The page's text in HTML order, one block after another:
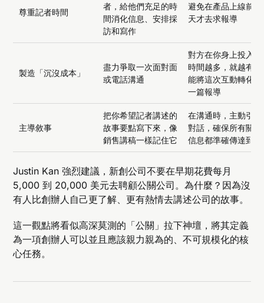
尊重記者時間
者，給他們充足的時
間消化信息、安排採
訪和寫作
避免在產品上線前一
天才去求報導
製造「沉沒成本」
盡力爭取一次面對面
或電話溝通
對方在你身上投入的
時間越多，就越有可
能將這次互動轉化成
一篇報導
主導敘事
把你希望記者講述的
故事要點寫下來，像
銷售講稿一樣記住它
在溝通時，主動引導
對話，確保所有關鍵
信息都準確傳達到位
Justin Kan 強烈建議，新創公司不要在早期花費每月
5,000 到 20,000 美元去聘顧公關公司。為什麼？因為沒
有人比創辦人自己更了解、更有熱情去講述公司的故事。
這一觀點將看似高深莫測的「公關」拉下神壇，將其定義
為一項創辦人可以並且應該親力親為的、不可規模化的核
心任務。